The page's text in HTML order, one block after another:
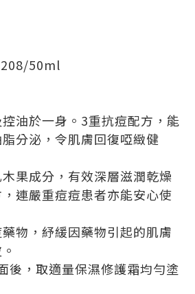
50ml
油於一身。3重抗痘配方，能
分泌，令肌膚回復啞緻健
果成分，有效深層滋潤乾燥
連嚴重痘痘患者亦能安心使
物，紓緩因藥物引起的肌膚
後，取適量保濕修護霜均勻塗